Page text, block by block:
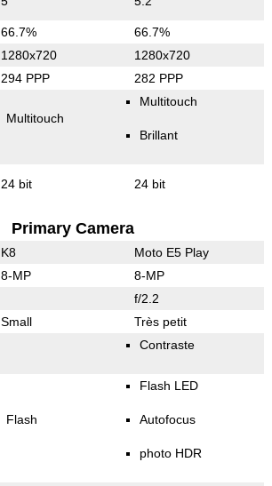
66.7% 66.7%
1280x720 1280x720
294 PPP 282 PPP
Multitouch
Multitouch
Brillant
24 bit 24 bit
Primary Camera
K8 Moto E5 Play
8-MP 8-MP
f/2.2
Small Très petit
Contraste
Flash
Flash LED
Autofocus
photo HDR